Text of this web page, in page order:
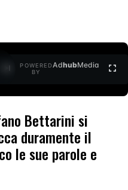
POWERED
BY
AdhubMedia
Bettarini si
duramente il
le sue parole e